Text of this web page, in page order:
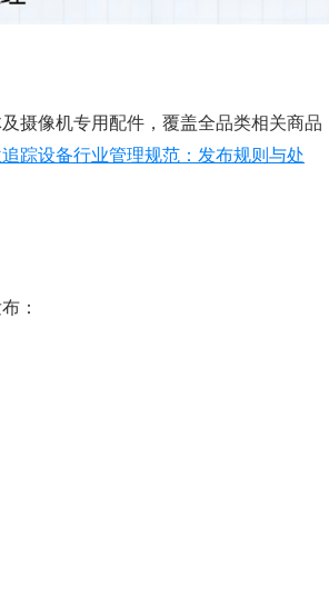
摄像机专用配件，覆盖全品类相关商品
踪设备行业管理规范：发布规则与处
：